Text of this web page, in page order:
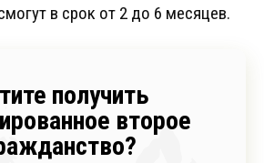
в срок от 2 до 6 месяцев.
получить
второе